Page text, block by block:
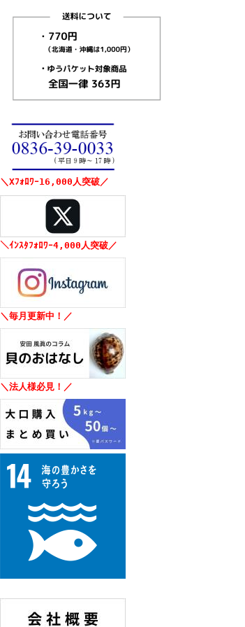
＼Xﾌｫﾛﾜｰ16,000人突破／
＼ｲﾝｽﾀﾌｫﾛﾜｰ4,000人突破／
＼毎月更新中！／
＼法人様必見！／